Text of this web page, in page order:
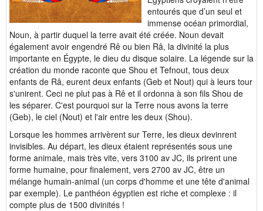
entourés que d’un seul et
immense océan primordial,
Noun, à partir duquel la terre avait été créée. Noun devait
également avoir engendré Rê ou bien Râ, la divinité la plus
importante en Égypte, le dieu du disque solaire. La légende sur la
création du monde raconte que Shou et Tefnout, tous deux
enfants de Râ, eurent deux enfants (Geb et Nout) qui à leurs tour
s'unirent. Ceci ne plut pas à Rê et il ordonna à son fils Shou de
les séparer. C'est pourquoi sur la Terre nous avons la terre
(Geb), le ciel (Nout) et l'air entre les deux (Shou).
Lorsque les hommes arrivèrent sur Terre, les dieux devinrent
invisibles. Au départ, les dieux étaient représentés sous une
forme animale, mais très vite, vers 3100 av JC, ils prirent une
forme humaine, pour finalement, vers 2700 av JC, être un
mélange humain-animal (un corps d'homme et une tête d'animal
par exemple). Le panthéon égyptien est riche et complexe : il
compte plus de 1500 divinités !